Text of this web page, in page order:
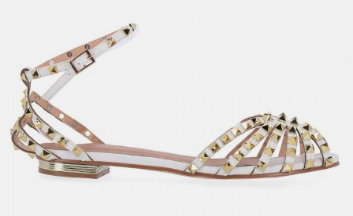
DAMENSCHUHE
MANN
SCHUHE
KONTAKT
Stöckelschuhe
Niedrige Schuhe
zurück